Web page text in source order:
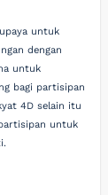
untuk
dengan
untuk
bagi partisipan
4D selain itu
untuk